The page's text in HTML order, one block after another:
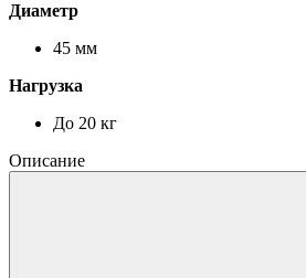
Диаметр
45 мм
Нагрузка
До 20 кг
Описание